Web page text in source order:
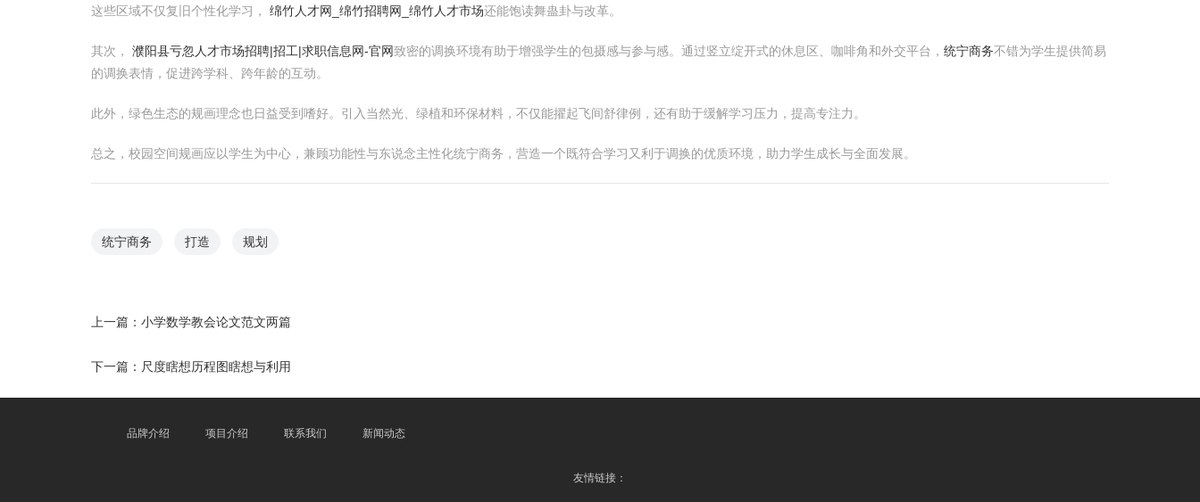
这些区域不仅复旧个性化学习， 绵竹人才网_绵竹招聘网_绵竹人才市场还能饱读舞蛊卦与改革。
其次， 濮阳县亏忽人才市场招聘|招工|求职信息网-官网致密的调换环境有助于增强学生的包摄感与参与感。通过竖立绽开式的休息区、咖啡角和外交平台， 统宁商务不错为学生提供简易
的调换表情，促进跨学科、跨年龄的互动。
此外，绿色生态的规画理念也日益受到嗜好。引入当然光、绿植和环保材料，不仅能擢起飞间舒律例，还有助于缓解学习压力，提高专注力。
总之，校园空间规画应以学生为中心，兼顾功能性与东说念主性化统宁商务，营造一个既符合学习又利于调换的优质环境，助力学生成长与全面发展。
统宁商务 打造 规划
上一篇： 小学数学教会论文范文两篇
下一篇： 尺度瞎想历程图瞎想与利用
品牌介绍 项目介绍 联系我们 新闻动态
友情链接：